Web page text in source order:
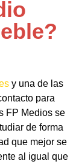
y una de las
para
FP Medios se
de forma
que mejor se
al igual que